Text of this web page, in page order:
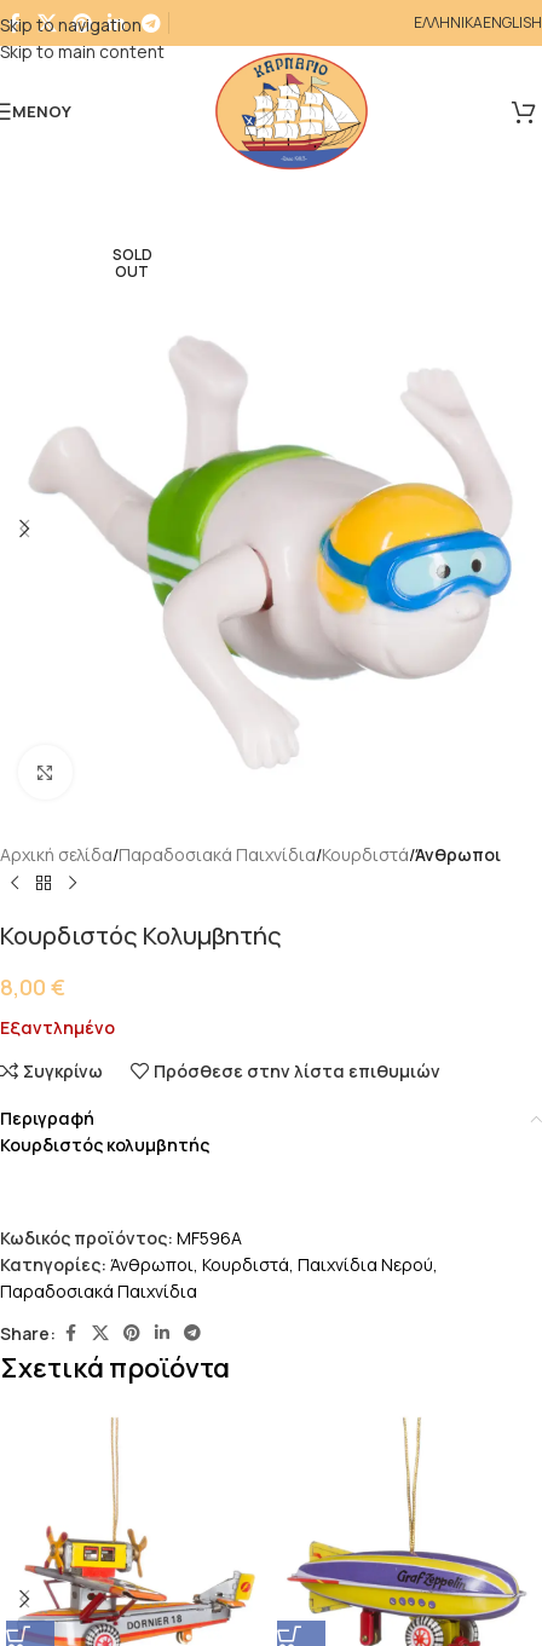
Skip to navigation
Skip to main content
ΕΛΛΗΝΙΚΑENGLISH
ΜΕΝΟΎ
SOLD
OUT
Κάντε κλικ για μεγέθυνση
Αρχική σελίδα Παραδοσιακά Παιχνίδια Κουρδιστά Άνθρωποι
Κουρδιστός Κολυμβητής
8,00 €
Εξαντλημένο
Συγκρίνω
Πρόσθεσε στην λίστα επιθυμιών
Περιγραφή
Κουρδιστός κολυμβητής
Κωδικός προϊόντος: MF596A
Κατηγορίες: Άνθρωποι, Κουρδιστά, Παιχνίδια Νερού,
Παραδοσιακά Παιχνίδια
Share:
Σχετικά προϊόντα